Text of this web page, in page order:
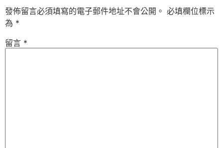
發佈留言必須填寫的電子郵件地址不會公開。 必填欄位標示
為 *
留言 *